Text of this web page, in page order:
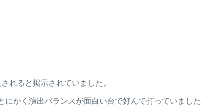
れると掲示されていました。
にかく演出バランスが面白い台で好んで打っていました